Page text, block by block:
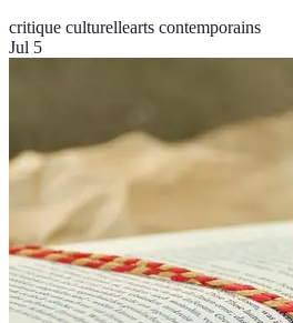
critique culturellearts contemporains
Jul 5